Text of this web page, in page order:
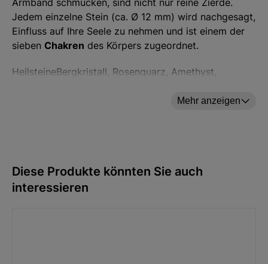
Armband schmücken, sind nicht nur reine Zierde.
Jedem einzelne Stein (ca. Ø 12 mm) wird nachgesagt,
Einfluss auf Ihre Seele zu nehmen und ist einem der
sieben Chakren des Körpers zugeordnet.
HeilsteineBergkristall, Rosenquarz, Amethyst,
Amazonit, heller & dunkler Aventurin,
Armband:
Mehr anzeigen
Diese Produkte könnten Sie auch
interessieren